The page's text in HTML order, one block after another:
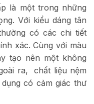
là một trong những
Với kiểu dáng tân
có các chi tiết
xác. Cùng với màu
tạo nên một không
ra, chất liệu nệm
có cảm giác thư